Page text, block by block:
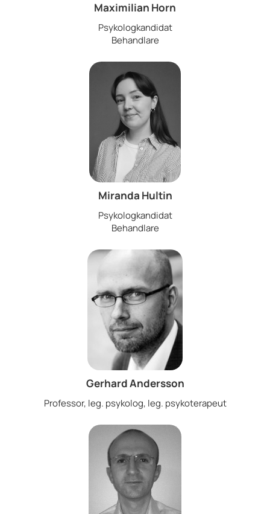
Maximilian Horn
Psykologkandidat
Behandlare
Miranda Hultin
Psykologkandidat
Behandlare
Gerhard Andersson
Professor, leg. psykolog, leg. psykoterapeut